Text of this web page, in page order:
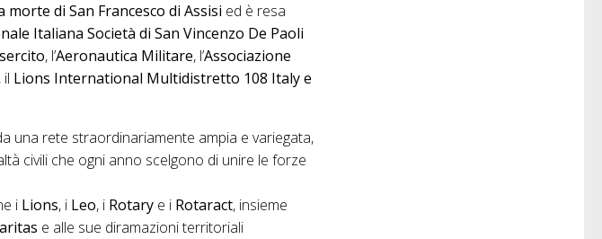
di San Francesco di Assisi ed è resa
Italiana Società di San Vincenzo De Paoli
, l’Aeronautica Militare, l’Associazione
, il Lions International Multidistretto 108 Italy e
una rete straordinariamente ampia e variegata,
civili che ogni anno scelgono di unire le forze
i Lions, i Leo, i Rotary e i Rotaract, insieme
e alle sue diramazioni territoriali